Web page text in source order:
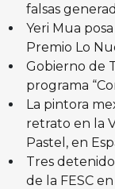
falsas
Yeri Mua
Premio Lo
Gobierno de
programa
La pintora
retrato en la
Pastel, en
Tres
de la FESC